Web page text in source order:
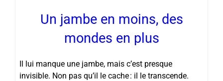
Un jambe en moins, des
mondes en plus
Il lui manque une jambe, mais c’est presque
invisible. Non pas qu’il le cache : il le transcende.